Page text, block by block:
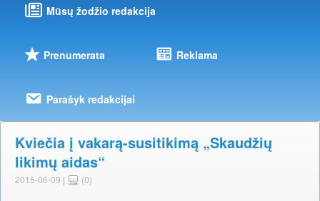
Mūsų žodžio redakcija
Prenumerata Reklama
Parašyk redakcijai
Kviečia į vakarą-susitikimą „Skaudžių
likimų aidas“
2015-06-09 | (0)